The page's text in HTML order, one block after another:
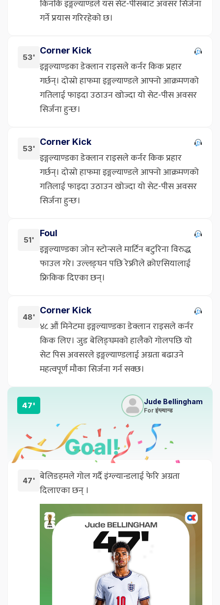
किनकि इङ्गल्याण्डले यस सेट-पीसबाट अवसर सिर्जना
गर्ने प्रयास गरिरहेको छ।
53'
Corner Kick
इङ्गल्याण्डका डेक्लान राइसले कर्नर किक प्रहार
गर्छन्। दोस्रो हाफमा इङ्गल्याण्डले आफ्नो आक्रमणको
गतिलाई फाइदा उठाउन खोज्दा यो सेट-पीस अवसर
सिर्जना हुन्छ।
53'
Corner Kick
इङ्गल्याण्डका डेक्लान राइसले कर्नर किक प्रहार
गर्छन्। दोस्रो हाफमा इङ्गल्याण्डले आफ्नो आक्रमणको
गतिलाई फाइदा उठाउन खोज्दा यो सेट-पीस अवसर
सिर्जना हुन्छ।
51'
Foul
इङ्गल्याण्डका जोन स्टोन्सले मार्टिन बटुरिना विरुद्ध
फाउल गरे। उल्लङ्घन पछि रेफ्रीले क्रोएसियालाई
फ्रिकिक दिएका छन्।
48'
Corner Kick
४८ औं मिनेटमा इङ्गल्याण्डका डेक्लान राइसले कर्नर
किक लिए। जुड बेलिङ्घमको हालैको गोलपछि यो
सेट पिस अवसरले इङ्गल्याण्डलाई अग्रता बढाउने
महत्वपूर्ण मौका सिर्जना गर्न सक्छ।
47' Jude Bellingham
For इंग्ल्यान्ड
47' बेलिङहमले गोल गर्दै इंग्ल्यान्डलाई फेरि अग्रता
दिलाएका छन् ।